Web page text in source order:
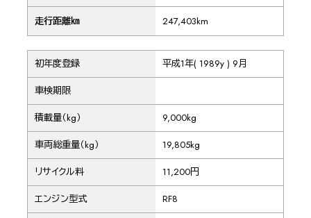
走行距離㎞ 247,403km
初年度登録 平成1年( 1989y ) 9月
車検期限
積載量（kg） 9,000kg
車両総重量（kg） 19,805kg
リサイクル料 11,200円
エンジン型式 RF8